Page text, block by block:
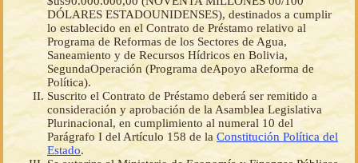
DÓLARES ESTADOUNIDENSES), destinados a cumplir
lo establecido en el Contrato de Préstamo relativo al
Programa de Reformas de los Sectores de Agua,
Saneamiento y de Recursos Hídricos en Bolivia,
SegundaOperación (Programa deApoyo aReforma de
Política).
Suscrito el Contrato de Préstamo deberá ser remitido a
consideración y aprobación de la Asamblea Legislativa
Plurinacional, en cumplimiento al numeral 10 del
Parágrafo I del Artículo 158 de la Constitución Política del
Estado.